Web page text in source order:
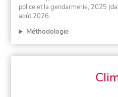
police et la gendarmerie, 2025
août 2026.
Méthodologie